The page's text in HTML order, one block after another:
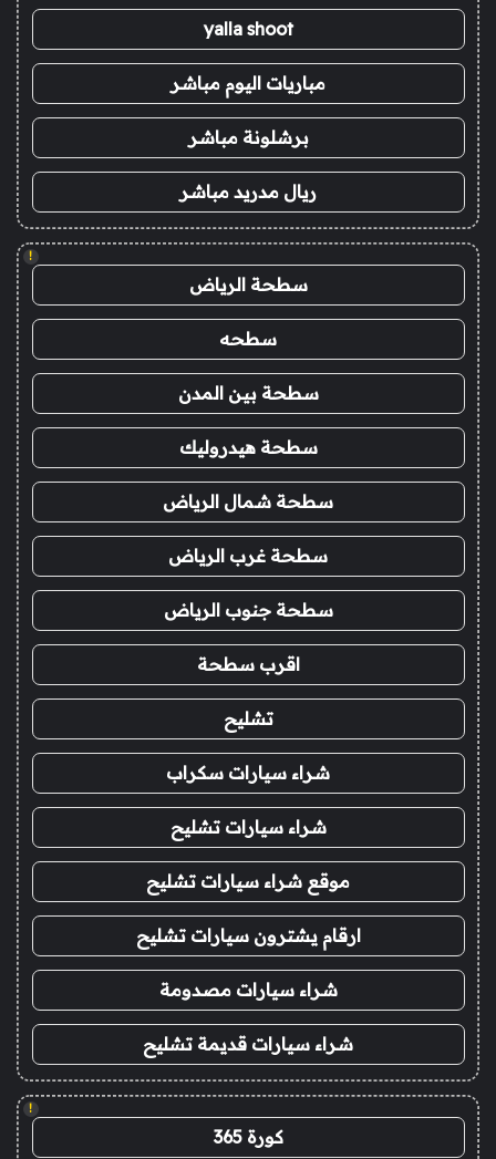
yalla shoot
مباريات اليوم مباشر
برشلونة مباشر
ريال مدريد مباشر
!
سطحة الرياض
سطحه
سطحة بين المدن
سطحة هيدروليك
سطحة شمال الرياض
سطحة غرب الرياض
سطحة جنوب الرياض
اقرب سطحة
تشليح
شراء سيارات سكراب
شراء سيارات تشليح
موقع شراء سيارات تشليح
ارقام يشترون سيارات تشليح
شراء سيارات مصدومة
شراء سيارات قديمة تشليح
!
كورة 365